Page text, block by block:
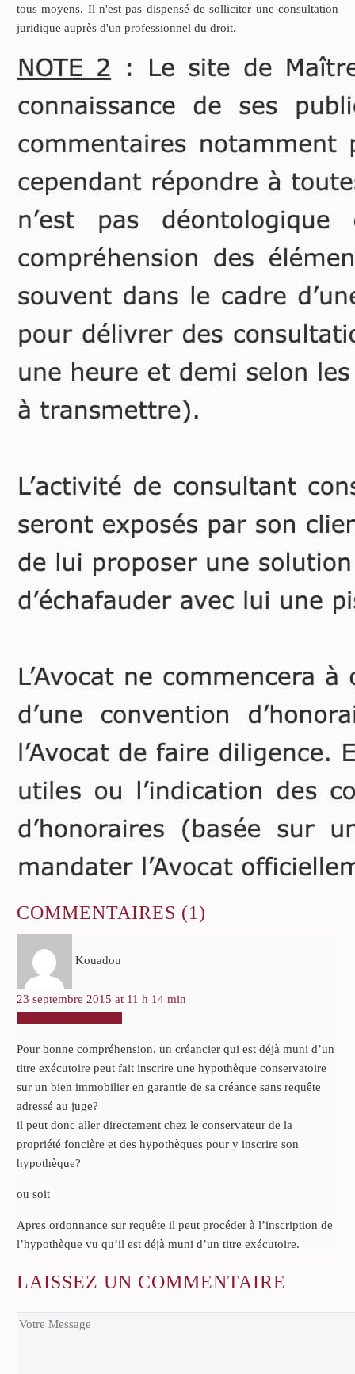
aussi pour des raisons
d’économies budgétaires.
en formation civile ou en
l’ordre du jour des
tous moyens. Il n'est pas dispensé de solliciter une consultation
juridique auprès d'un professionnel du droit.
COMMENTAIRES (1)
Kouadou
23 septembre 2015 at 11 h 14 min
Pour bonne compréhension, un créancier qui est déjà muni d’un
titre exécutoire peut fait inscrire une hypothèque conservatoire
sur un bien immobilier en garantie de sa créance sans requête
adressé au juge?
il peut donc aller directement chez le conservateur de la
propriété foncière et des hypothèques pour y inscrire son
hypothèque?
ou soit
Apres ordonnance sur requête il peut procéder à l’inscription de
l’hypothèque vu qu’il est déjà muni d’un titre exécutoire.
LAISSEZ UN COMMENTAIRE